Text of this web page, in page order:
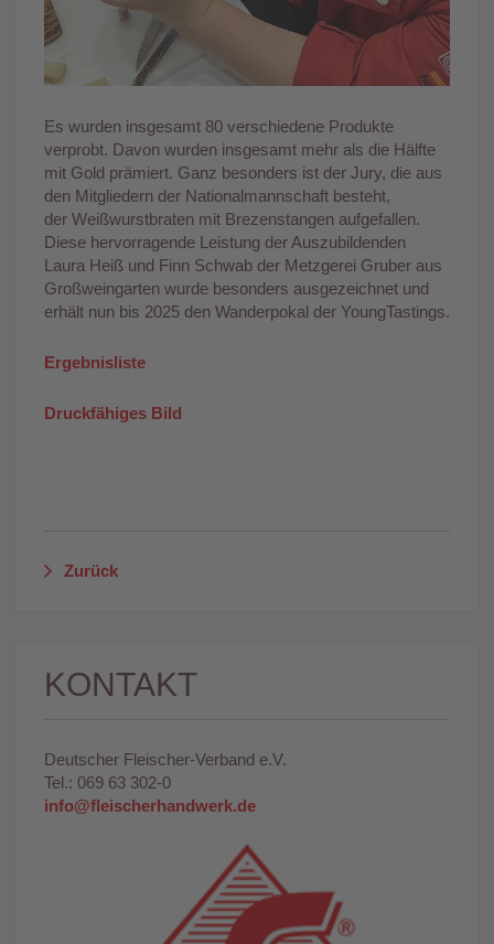
Es wurden insgesamt 80 verschiedene Produkte
verprobt. Davon wurden insgesamt mehr als die Hälfte
mit Gold prämiert. Ganz besonders ist der Jury, die aus
den Mitgliedern der Nationalmannschaft besteht,
der Weißwurstbraten mit Brezenstangen aufgefallen.
Diese hervorragende Leistung der Auszubildenden
Laura Heiß und Finn Schwab der Metzgerei Gruber aus
Großweingarten wurde besonders ausgezeichnet und
erhält nun bis 2025 den Wanderpokal der YoungTastings.
Ergebnisliste
Druckfähiges Bild
Zurück
KONTAKT
Deutscher Fleischer-Verband e.V.
Tel.: 069 63 302-0
info@fleischerhandwerk.de